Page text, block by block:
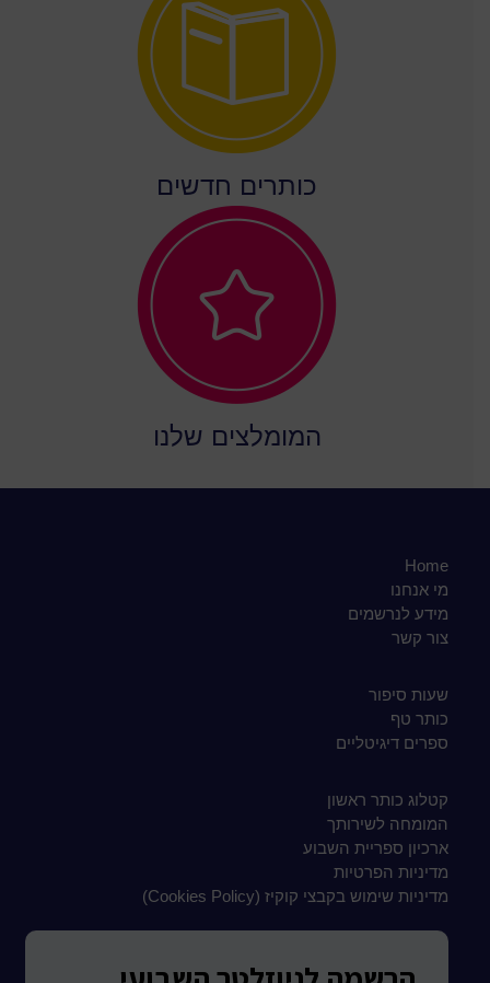
כותרים חדשים
המומלצים שלנו
Home
מי אנחנו
מידע לנרשמים
צור קשר
שעות סיפור
כותר טף
ספרים דיגיטליים
קטלוג כותר ראשון
המומחה לשירותך
ארכיון ספריית השבוע
מדיניות הפרטיות
מדיניות שימוש בקבצי קוקיז (Cookies Policy)